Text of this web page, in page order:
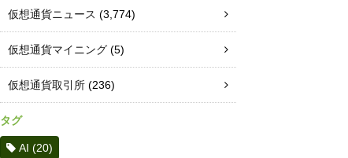
仮想通貨ニュース (3,774)
仮想通貨マイニング (5)
仮想通貨取引所 (236)
タグ
AI (20)